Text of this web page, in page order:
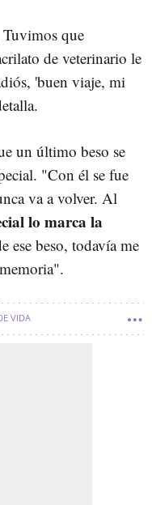
que
de veterinario le
'buen viaje, mi
un último beso se
"Con él se fue
va a volver. Al
lo marca la
ese beso, todavía me
VIDA